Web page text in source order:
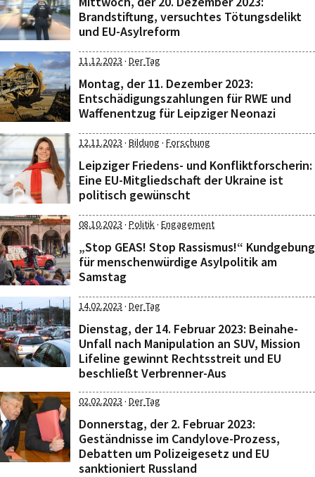
Brandstiftung, versuchtes Tötungsdelikt
und EU-Asylreform
11.12.2023 · Der Tag
Montag, der 11. Dezember 2023:
Entschädigungszahlungen für RWE und
Waffenentzug für Leipziger Neonazi
12.11.2023 · Bildung · Forschung
Leipziger Friedens- und Konfliktforscherin:
Eine EU-Mitgliedschaft der Ukraine ist
politisch gewünscht
08.10.2023 · Politik· Engagement
„Stop GEAS! Stop Rassismus!“ Kundgebung
für menschenwürdige Asylpolitik am
Samstag
14.02.2023 · Der Tag
Dienstag, der 14. Februar 2023: Beinahe-
Unfall nach Manipulation an SUV, Mission
Lifeline gewinnt Rechtsstreit und EU
beschließt Verbrenner-Aus
02.02.2023 · Der Tag
Donnerstag, der 2. Februar 2023:
Geständnisse im Candylove-Prozess,
Debatten um Polizeigesetz und EU
sanktioniert Russland